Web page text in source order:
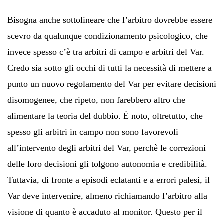
Bisogna anche sottolineare che l’arbitro dovrebbe essere
scevro da qualunque condizionamento psicologico, che
invece spesso c’è tra arbitri di campo e arbitri del Var.
Credo sia sotto gli occhi di tutti la necessità di mettere a
punto un nuovo regolamento del Var per evitare decisioni
disomogenee, che ripeto, non farebbero altro che
alimentare la teoria del dubbio. È noto, oltretutto, che
spesso gli arbitri in campo non sono favorevoli
all’intervento degli arbitri del Var, perchè le correzioni
delle loro decisioni gli tolgono autonomia e credibilità.
Tuttavia, di fronte a episodi eclatanti e a errori palesi, il
Var deve intervenire, almeno richiamando l’arbitro alla
visione di quanto è accaduto al monitor. Questo per il